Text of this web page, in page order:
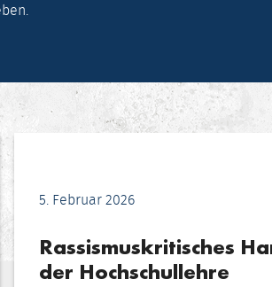
5. Februar 2026
Rassismuskritisches
der Hochschullehre